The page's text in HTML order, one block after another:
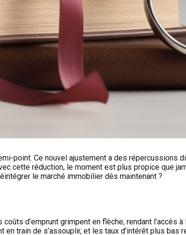
point. Ce nouvel ajustement a des répercussions
cette réduction, le moment est plus propice que
le marché immobilier dès maintenant ?
d’emprunt grimpent en flèche, rendant l’accès
train de s’assouplir, et les taux d’intérêt plus bas